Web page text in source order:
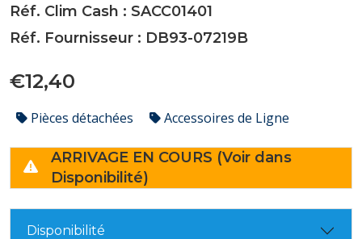
Réf. Clim Cash : SACC01401
Réf. Fournisseur : DB93-07219B
€12,40
Pièces détachées Accessoires de Ligne
ARRIVAGE EN COURS (Voir dans
Disponibilité)
Disponibilité